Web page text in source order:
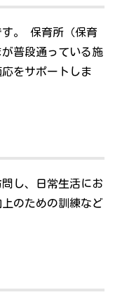
す。 保育所（保育
普段通っている施
をサポートしま
し、日常生活にお
のための訓練など